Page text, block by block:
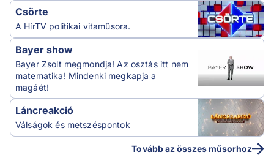
Csörte
A HírTV politikai vitaműsora.
Bayer show
Bayer Zsolt megmondja! Az osztás itt nem
matematika! Mindenki megkapja a
magáét!
Láncreakció
Válságok és metszéspontok
Tovább az összes műsorhoz